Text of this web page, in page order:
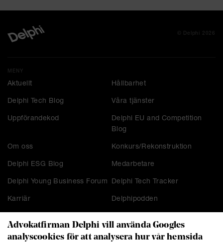
© Delphi 2026
MENY
Aktuellt Hållbarhet
Delphi Tech Blog Våra tjänster
Uppförandekod
Delphi EU and Competition
Blog
Om oss Konkurs/Rekonstruktion
Delphi ESG Blog Medarbetare
Delphi Young Business Forum Delphi Tech Tracker
Karriär Delphipodden
KONTAKT
Advokatfirman Delphi vill använda Googles
analyscookies för att analysera hur vår hemsida